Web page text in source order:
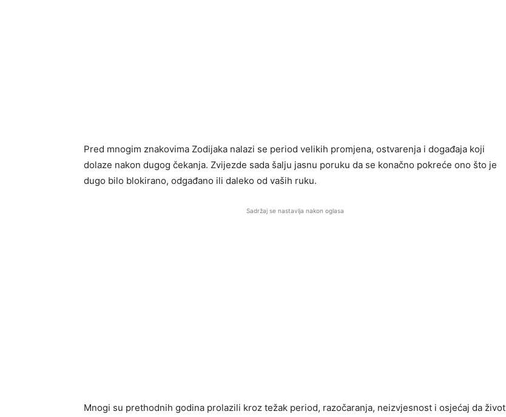
Pred mnogim znakovima Zodijaka nalazi se period velikih promjena, ostvarenja i događaja koji
dolaze nakon dugog čekanja. Zvijezde sada šalju jasnu poruku da se konačno pokreće ono što je
dugo bilo blokirano, odgađano ili daleko od vaših ruku.
Sadržaj se nastavlja nakon oglasa
Mnogi su prethodnih godina prolazili kroz težak period, razočaranja, neizvjesnost i osjećaj da život